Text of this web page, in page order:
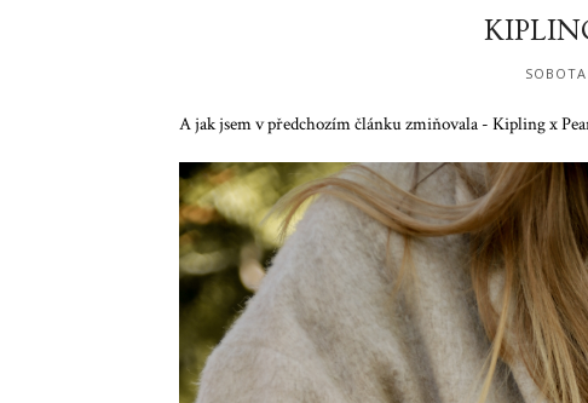
A jak jsem v předchozím článku zmiňovala - Kipling x